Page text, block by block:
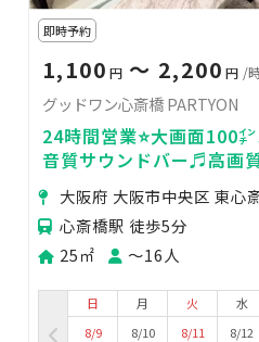
即時予約
1,100 円 〜 2,200 円 /
グッドワン心斎橋 PARTYON
24時間営業⭐️大画面100
音質サウンドバー♬高画
ター📸設置💓大ソファー
大阪府 大阪市中央区 東心
心斎橋駅 徒歩5分
25㎡
〜16人
日
8/9
月
8/10
火
8/11
水
8/12